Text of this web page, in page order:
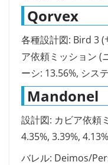
Qorvex
各種設計図: Bird 3
ア依頼ミッション (
ーシ: 13.56%, シス
Mandonel
設計図: カビア依頼
4.35%, 3.39%,
バレル: Deimos/